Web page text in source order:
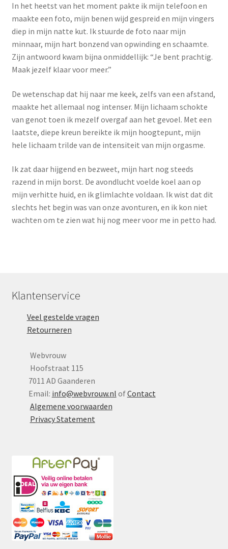
In het heetst van het moment pakte ik mijn telefoon en
maakte een foto, mijn benen wijd gespreid en mijn vingers
diep in mijn natte kut. Ik stuurde de foto naar mijn
minnaar, mijn hart bonzend van opwinding en schaamte.
Zijn antwoord kwam bijna onmiddellijk: “Je bent prachtig.
Maak jezelf klaar voor meer.”
De wetenschap dat hij naar me keek, zelfs van een afstand,
maakte het allemaal nog intenser. Mijn lichaam schokte
van genot toen ik mezelf overgaf aan het gevoel. Met een
laatste, diepe kreun bereikte ik mijn hoogtepunt, mijn
hele lichaam trilde van de intensiteit van mijn orgasme.
Ik zat daar hijgend en bezweet, mijn hart nog steeds
razend in mijn borst. De avondlucht voelde koel aan op
mijn verhitte huid, en ik glimlachte voldaan. Ik wist dat dit
slechts het begin was van onze avonturen, en ik kon niet
wachten om te zien wat hij nog meer voor me in petto had.
Klantenservice
Veel gestelde vragen
Retourneren
Webvrouw
Hoofstraat 115
7011 AD Gaanderen
Email: info@webvrouw.nl ofContact
Algemene voorwaarden
Privacy Statement